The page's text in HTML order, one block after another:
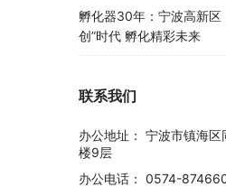
孵化器30年：宁波高新区
创”时代 孵化精彩未来
联系我们
办公地址： 宁波市镇海
楼9层
办公电话： 0574-